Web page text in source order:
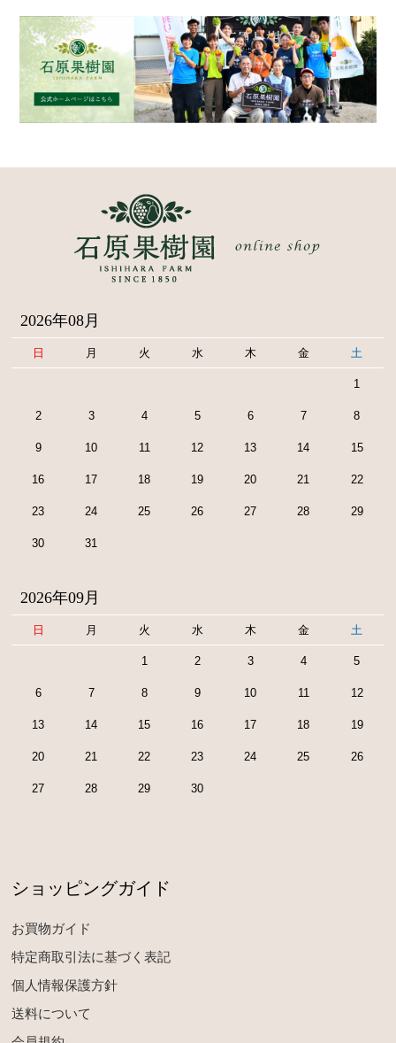
2026年08月
日 月 火 水 木 金 土
1
2 3 4 5 6 7 8
9 10 11 12 13 14 15
16 17 18 19 20 21 22
23 24 25 26 27 28 29
30 31
2026年09月
日 月 火 水 木 金 土
1 2 3 4 5
6 7 8 9 10 11 12
13 14 15 16 17 18 19
20 21 22 23 24 25 26
27 28 29 30
ショッピングガイド
お買物ガイド
特定商取引法に基づく表記
個人情報保護方針
送料について